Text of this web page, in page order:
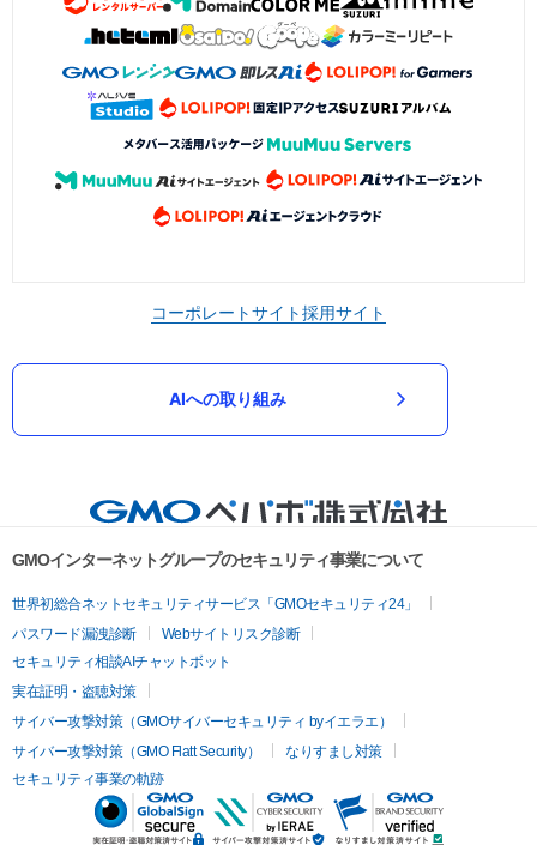
コーポレートサイト採用サイト
AIへの取り組み
GMOインターネットグループのセキュリティ事業について
世界初総合ネットセキュリティサービス「GMOセキュリティ24」
パスワード漏洩診断
Webサイトリスク診断
セキュリティ相談AIチャットボット
実在証明・盗聴対策
サイバー攻撃対策（GMOサイバーセキュリティ byイエラエ）
サイバー攻撃対策（GMO Flatt Security）
なりすまし対策
セキュリティ事業の軌跡